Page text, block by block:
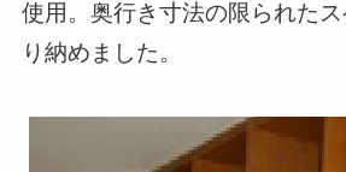
使用。奥行き寸法の限られた
り納めました。